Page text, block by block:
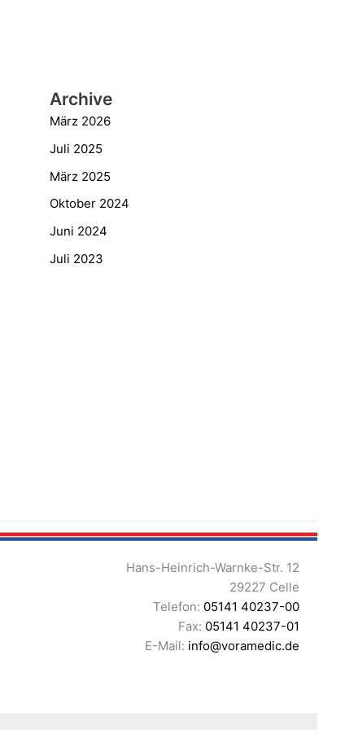
Archive
März 2026
Juli 2025
März 2025
Oktober 2024
Juni 2024
Juli 2023
Hans-Heinrich-Warnke-Str. 12
29227 Celle
Telefon: 05141 40237-00
Fax: 05141 40237-01
E-Mail: info@voramedic.de